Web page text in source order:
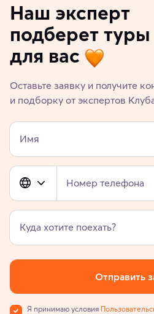
Наш эксперт
подберет туры
для вас
Оставьте заявку и получите
и подборку от экспертов
Имя
Номер телефона
Куда хотите поехать?
Отправить
Я принимаю условия